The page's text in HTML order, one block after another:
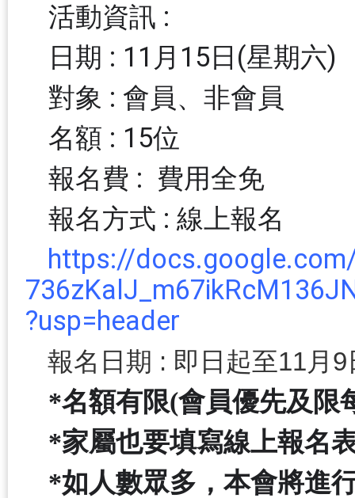
活動資
日期 : 11月15日(星期
對象 : 會員、非
名額 : 15
報名費 : 費用全免
報名方式 : 線上報名
https://
?usp=header
報名日期 : 即日起至11月
*名額有限(會員優先及 限
*家屬也要填寫線上報名
*如人數眾多，本會將進